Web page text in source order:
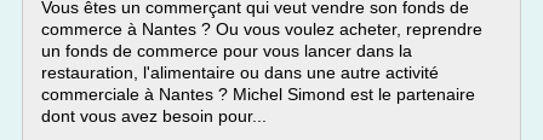
Vous êtes un commerçant qui veut vendre son fonds de
commerce à Nantes ? Ou vous voulez acheter, reprendre
un fonds de commerce pour vous lancer dans la
restauration, l'alimentaire ou dans une autre activité
commerciale à Nantes ? Michel Simond est le partenaire
dont vous avez besoin pour...